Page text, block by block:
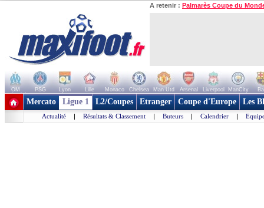
A retenir : Palmarès Coupe du
OM PSG Lyon Lille Monaco Chelsea Man Utd Arsenal Liverpool ManCity
+ de clubs
Mercato Ligue 1 L2/Coupes Etranger Coupe d'Europe Les
Actualité | Résultats & Classement | Buteurs | Calendrier |